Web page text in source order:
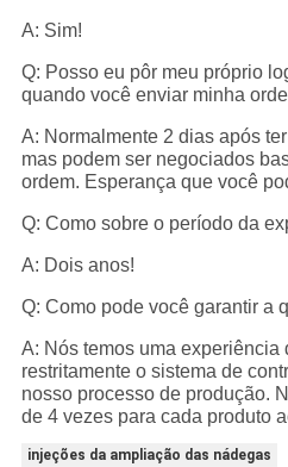
A: Sim!
Q: Posso eu pôr meu próprio
quando você enviar minha
A: Normalmente 2 dias após
mas podem ser negociados
ordem. Esperança que você
Q: Como sobre o período da
A: Dois anos!
Q: Como pode você garantir a
A: Nós temos uma experiência
restritamente o sistema de
nosso processo de produção.
de 4 vezes para cada produto
injeções da ampliação das nádegas